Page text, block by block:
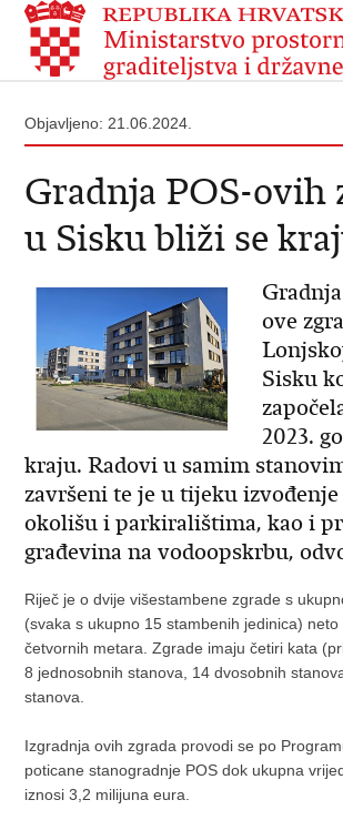
Objavljeno: 21.06.2024.
Gradnja POS-ovih
u Sisku bliži se
ove
Sisku
2023.
kraju. Radovi u samim
završeni te je u tijeku izvođenje
okolišu i parkiralištima, kao i
građevina na vodoopskrbu,
Riječ je o dvije višestambene zgrade s
(svaka s ukupno 15 stambenih jedinica) neto
četvornih metara. Zgrade imaju četiri kata
8 jednosobnih stanova, 14 dvosobnih
stanova.
Izgradnja ovih zgrada provodi se po
poticane stanogradnje POS dok ukupna
iznosi 3,2 milijuna eura.